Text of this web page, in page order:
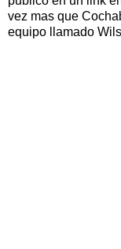
vez mas que
equipo llamado